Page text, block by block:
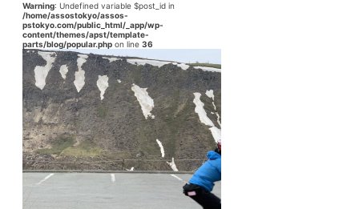
Warning: Undefined variable $post_id in
/home/assostokyo/assos-
pstokyo.com/public_html/_app/wp-
content/themes/apst/template-
parts/blog/popular.php on line 36